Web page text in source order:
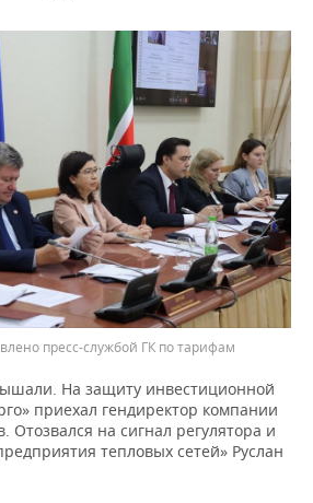
пресс-службой ГК по тарифам
На защиту инвестиционной
приехал гендиректор компании
Отозвался на сигнал регулятора и
тепловых сетей» Руслан